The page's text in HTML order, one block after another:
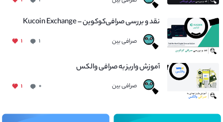
نقد و بررسی صرافی‌کوکوین – Kucoin Exchange
صرافی بین ۱ ۱
آموزش واریز به صرافی والکس
صرافی بین ۰ ۱